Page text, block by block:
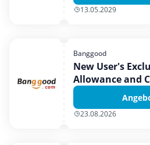
13.05.2029
Banggood
New User's
Allowance and
23.08.2026